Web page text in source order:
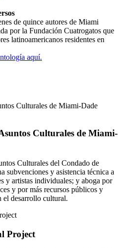
de quince autores de Miami
por la Fundación Cuatrogatos que
latinoamericanos residentes en
aquí.
Culturales de Miami-
Culturales del Condado de
subvenciones y asistencia técnica a
y artistas individuales; y aboga por
y por más recursos públicos y
el desarrollo cultural.
Project